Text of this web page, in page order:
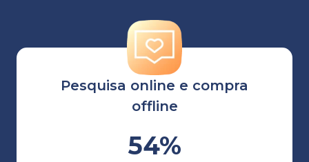
Pesquisa online e compra
offline
54%